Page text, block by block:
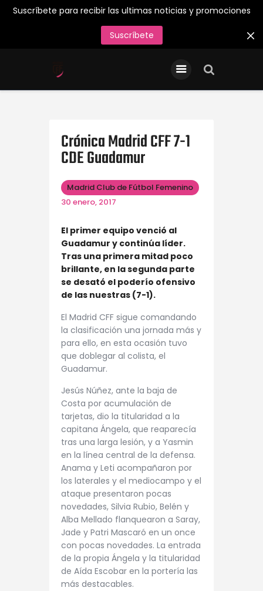
Suscríbete para recibir las ultimas noticias y promociones
Suscríbete
INICIO
Entradas/Abonos
Primer Equipo
¡Juega en el Madrid CFF
Acreditaciones de Prensa
Crónica Madrid CFF 7-1
CDE Guadamur
Madrid Club de Fútbol Femenino
30 enero, 2017
El primer equipo venció al
Guadamur y continúa líder.
Tras una primera mitad poco
brillante, en la segunda parte
se desató el poderío ofensivo
de las nuestras (7-1).
El Madrid CFF sigue comandando
la clasificación una jornada más y
para ello, en esta ocasión tuvo
que doblegar al colista, el
Guadamur.
Jesús Núñez, ante la baja de
Costa por acumulación de
tarjetas, dio la titularidad a la
capitana Ángela, que reaparecía
tras una larga lesión, y a Yasmin
en la línea central de la defensa.
Anama y Leti acompañaron por
los laterales y el mediocampo y el
ataque presentaron pocas
novedades, Silvia Rubio, Belén y
Alba Mellado flanquearon a Saray,
Jade y Patri Mascaró en un once
con pocas novedades. La entrada
de la propia Ángela y la titularidad
de Aída Escobar en la portería las
más destacables.